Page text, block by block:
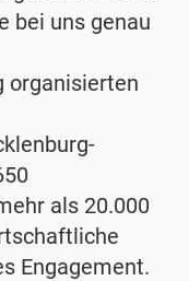
bei uns genau
organisierten
als 20.000
Engagement.